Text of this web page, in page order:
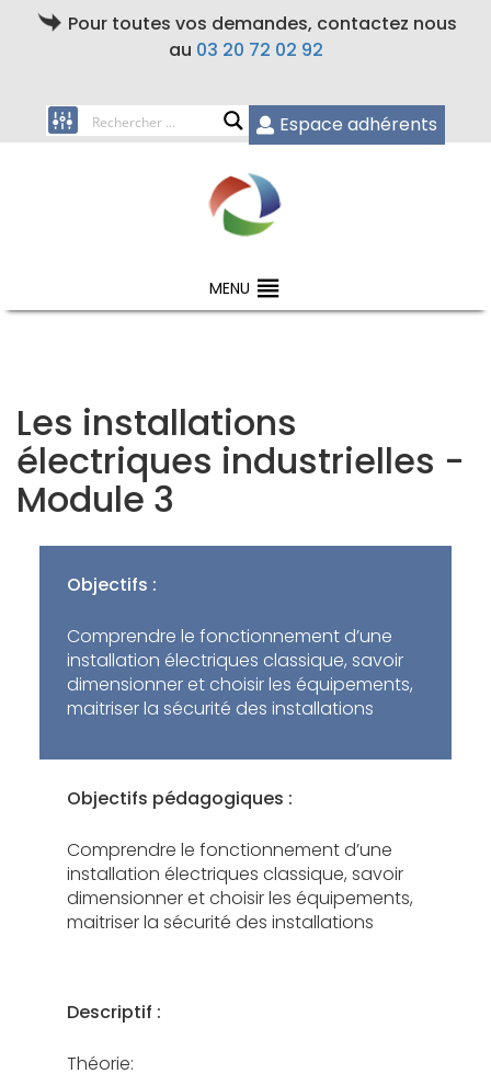
Pour toutes vos demandes, contactez nous
au 03 20 72 02 92
Espace adhérents
MENU
Les installations
électriques industrielles -
Module 3
Objectifs :
Comprendre le fonctionnement d’une
installation électriques classique, savoir
dimensionner et choisir les équipements,
maitriser la sécurité des installations
Objectifs pédagogiques :
Comprendre le fonctionnement d’une
installation électriques classique, savoir
dimensionner et choisir les équipements,
maitriser la sécurité des installations
Descriptif :
Théorie: